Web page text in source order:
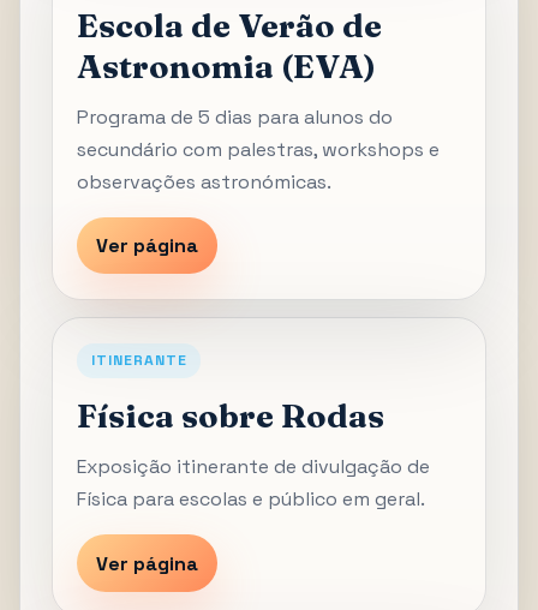
Escola de Verão de
Astronomia (EVA)
Programa de 5 dias para alunos do
secundário com palestras, workshops e
observações astronómicas.
Ver página
ITINERANTE
Física sobre Rodas
Exposição itinerante de divulgação de
Física para escolas e público em geral.
Ver página